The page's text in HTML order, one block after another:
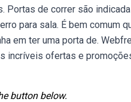
Portas de correr são
para sala. É bem comum
em ter uma porta de.
incríveis ofertas e
button below.